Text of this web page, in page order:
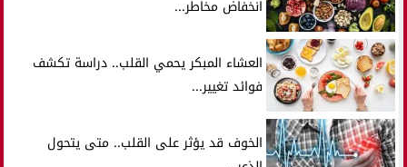
انخفاض مخاطر...
العشاء المبكر يحمي القلب.. دراسة تكشف
فوائد تغيير...
الخوف قد يؤثر على القلب.. متى يتحول